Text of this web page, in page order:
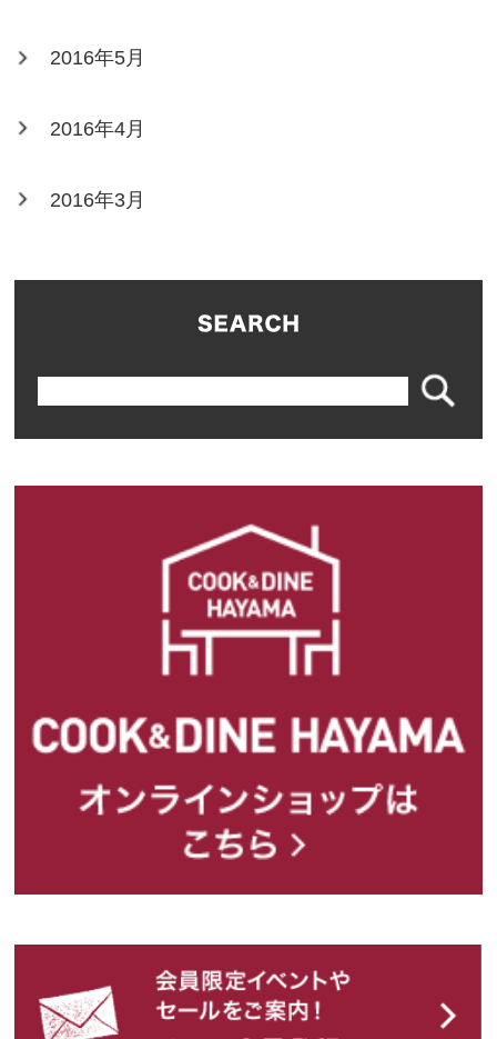
2016年5月
2016年4月
2016年3月